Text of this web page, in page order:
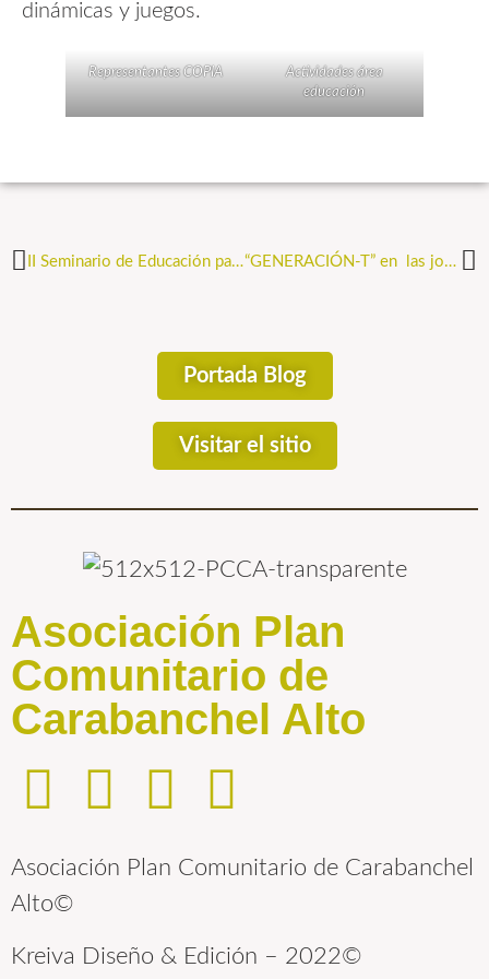
dinámicas y juegos.
Representantes COPIA
Actividades área
educación
II Seminario de Educación para la Transformación Social￼ “GENERACIÓN-T” en las jornadas: “DiscoverEU: una nueva oportunidad del programa Erasmus+ para la INCLUSIÓN de jóvenes”
Portada Blog
Visitar el sitio
Asociación Plan
Comunitario de
Carabanchel Alto
Asociación Plan Comunitario de Carabanchel
Alto©
Kreiva Diseño & Edición – 2022©